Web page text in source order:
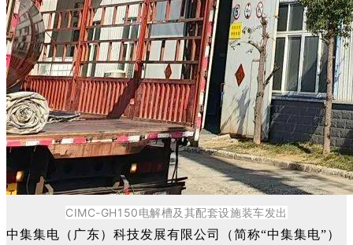
CIMC-GH150电解槽及其配套设施装车发出
中集集电（广东）科技发展有限公司（简称“中集集电”）